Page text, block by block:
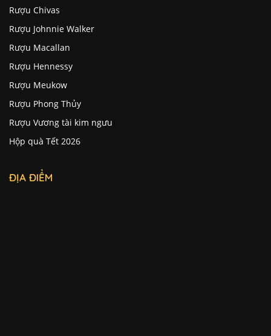
Rượu Chivas
Rượu Johnnie Walker
Rượu Macallan
Rượu Hennessy
Rượu Meukow
Rượu Phong Thủy
Rượu Vương tài kim ngưu
Hộp quà Tết 2026
ĐỊA ĐIỂM